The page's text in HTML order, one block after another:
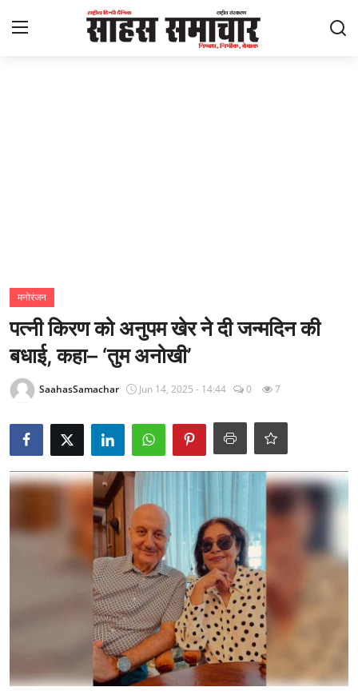
राज्य
अंतराष्ट्रीय
राजनीति
Epaper
धर्म
लाइफस्टाइल
मनोरंजन
पत्नी किरण को अनुपम खेर ने दी जन्मदिन की
बधाई, कहा– ‘तुम अनोखी’
SaahasSamachar Jun 14, 2025 - 14:44 0 7